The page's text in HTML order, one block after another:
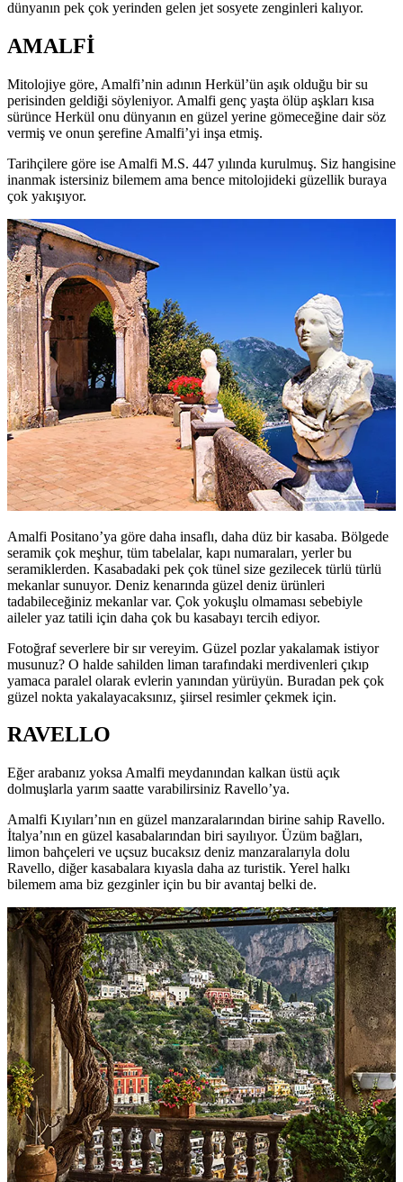
dünyanın pek çok yerinden gelen jet sosyete zenginleri kalıyor.
AMALFİ
Mitolojiye göre, Amalfi’nin adının Herkül’ün aşık olduğu bir su
perisinden geldiği söyleniyor. Amalfi genç yaşta ölüp aşkları kısa
sürünce Herkül onu dünyanın en güzel yerine gömeceğine dair söz
vermiş ve onun şerefine Amalfi’yi inşa etmiş.
Tarihçilere göre ise Amalfi M.S. 447 yılında kurulmuş. Siz hangisine
inanmak istersiniz bilemem ama bence mitolojideki güzellik buraya
çok yakışıyor.
Amalfi Positano’ya göre daha insaflı, daha düz bir kasaba. Bölgede
seramik çok meşhur, tüm tabelalar, kapı numaraları, yerler bu
seramiklerden. Kasabadaki pek çok tünel size gezilecek türlü türlü
mekanlar sunuyor. Deniz kenarında güzel deniz ürünleri
tadabileceğiniz mekanlar var. Çok yokuşlu olmaması sebebiyle
aileler yaz tatili için daha çok bu kasabayı tercih ediyor.
Fotoğraf severlere bir sır vereyim. Güzel pozlar yakalamak istiyor
musunuz? O halde sahilden liman tarafındaki merdivenleri çıkıp
yamaca paralel olarak evlerin yanından yürüyün. Buradan pek çok
güzel nokta yakalayacaksınız, şiirsel resimler çekmek için.
RAVELLO
Eğer arabanız yoksa Amalfi meydanından kalkan üstü açık
dolmuşlarla yarım saatte varabilirsiniz Ravello’ya.
Amalfi Kıyıları’nın en güzel manzaralarından birine sahip Ravello.
İtalya’nın en güzel kasabalarından biri sayılıyor. Üzüm bağları,
limon bahçeleri ve uçsuz bucaksız deniz manzaralarıyla dolu
Ravello, diğer kasabalara kıyasla daha az turistik. Yerel halkı
bilemem ama biz gezginler için bu bir avantaj belki de.